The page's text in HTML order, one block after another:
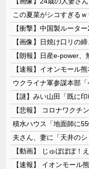
この夏菜がシコすぎるｗ
【画像】日焼け口リの
【速報】イオンモール
【悲報】 コロナワクチ
【速報】 イオンモール